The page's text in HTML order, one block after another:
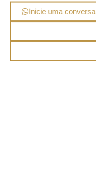
Inicie uma conversa